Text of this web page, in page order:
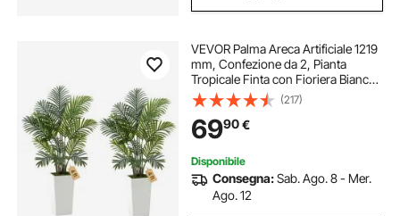
VEVOR Palma Areca Artificiale 1219
mm, Confezione da 2, Pianta
Tropicale Finta con Fioriera Bianca
Alta, Pianta Finta in Seta da
Pavimento in Vaso, Grandi Alberi
per Casa, Ufficio, Interno ed
Esterno
(217)
6990€
Disponibile
Consegna:Sab. Ago. 8 - Mer.
Ago. 12